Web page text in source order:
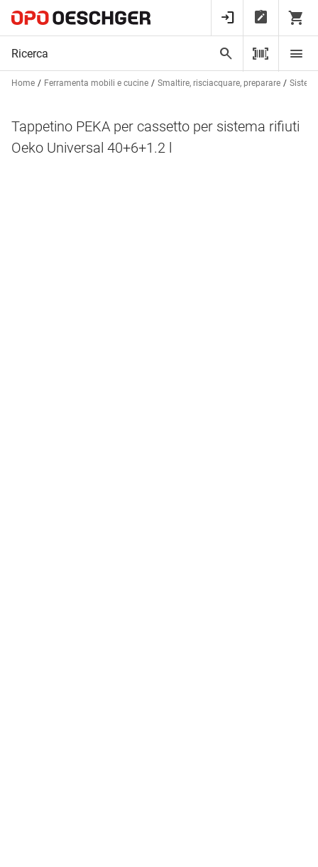
Home Ferramenta mobili e cucine Smaltire, risciacquare, preparare
Tappetino PEKA per cassetto per sistema rifiuti
Oeko Universal 40+6+1.2 l